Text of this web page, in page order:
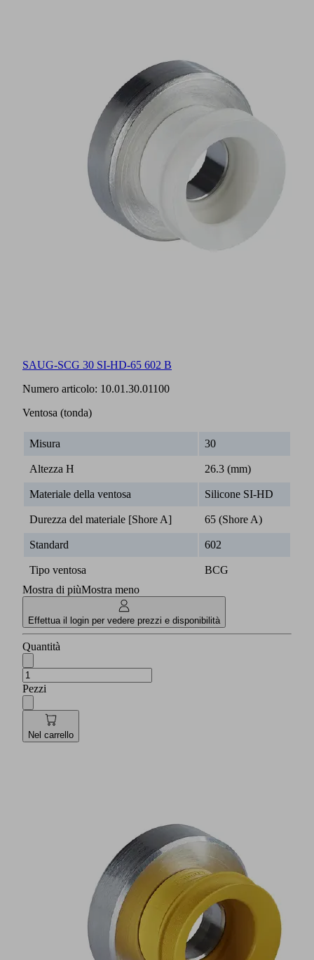
SAUG-SCG 30 SI-HD-65 602 B
Numero articolo: 10.01.30.01100
Ventosa (tonda)
Misura 30
Altezza H 26.3 (mm)
Materiale della ventosa Silicone SI-HD
Durezza del materiale [Shore A] 65 (Shore A)
Standard 602
Tipo ventosa
BCG
Mostra di piùMostra meno
Effettua il login per vedere prezzi e disponibilità
Quantità
Pezzi
Nel carrello